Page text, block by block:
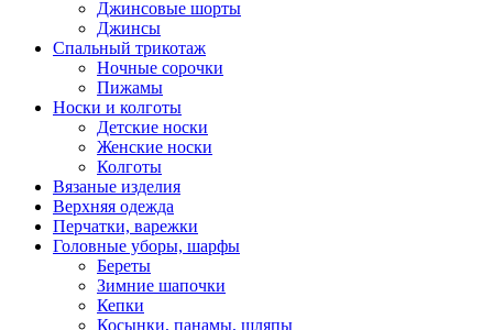
Джинсовые шорты
Джинсы
Спальный трикотаж
Ночные сорочки
Пижамы
Носки и колготы
Детские носки
Женские носки
Колготы
Вязаные изделия
Верхняя одежда
Перчатки, варежки
Головные уборы, шарфы
Береты
Зимние шапочки
Кепки
Косынки, панамы, шляпы